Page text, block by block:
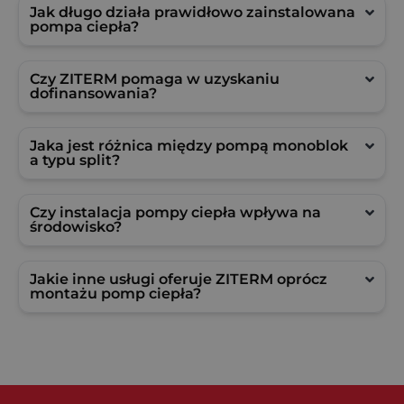
Jak długo działa prawidłowo zainstalowana
pompa ciepła?
Czy ZITERM pomaga w uzyskaniu
dofinansowania?
Jaka jest różnica między pompą monoblok
a typu split?
Czy instalacja pompy ciepła wpływa na
środowisko?
Jakie inne usługi oferuje ZITERM oprócz
montażu pomp ciepła?